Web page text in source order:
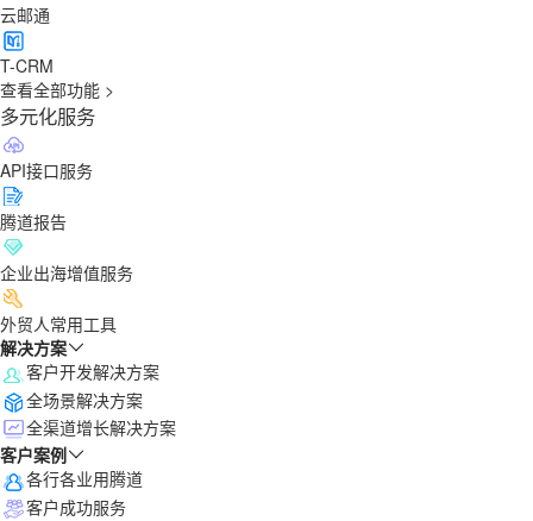
云邮通
T-CRM
查看全部功能 >
多元化服务
API接口服务
腾道报告
企业出海增值服务
外贸人常用工具
解决方案
客户开发解决方案
全场景解决方案
全渠道增长解决方案
客户案例
各行各业用腾道
客户成功服务